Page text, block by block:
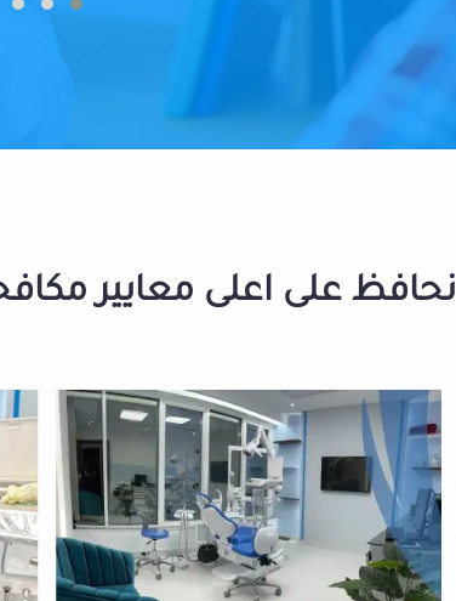
نحافظ على اعلى معايير